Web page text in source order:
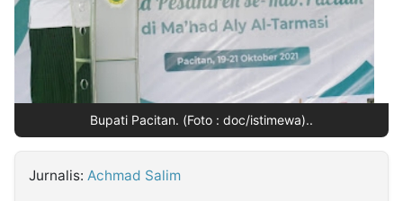
Follow
Kabarbaru
Bupati Pacitan. (Foto : doc/istimewa)..
Jurnalis: Achmad Salim